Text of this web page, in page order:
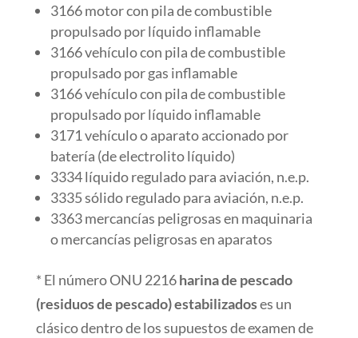
3166 motor con pila de combustible
propulsado por líquido inflamable
3166 vehículo con pila de combustible
propulsado por gas inflamable
3166 vehículo con pila de combustible
propulsado por líquido inflamable
3171 vehículo o aparato accionado por
batería (de electrolito líquido)
3334 líquido regulado para aviación, n.e.p.
3335 sólido regulado para aviación, n.e.p.
3363 mercancías peligrosas en maquinaria
o mercancías peligrosas en aparatos
* El número ONU 2216harina de pescado
(residuos de pescado) estabilizadoses un
clásico dentro de los supuestos de examen de